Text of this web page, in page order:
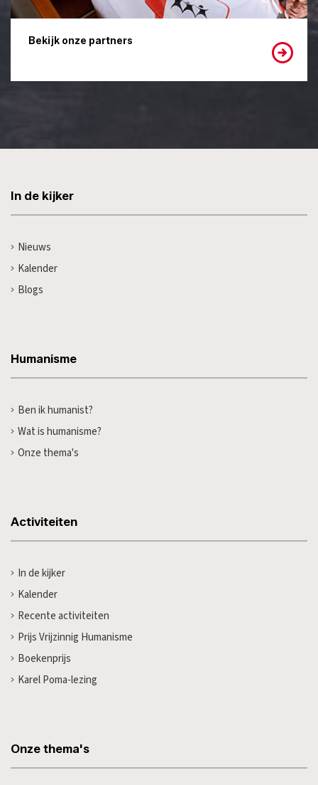
Bekijk onze partners
In de kijker
Nieuws
Kalender
Blogs
Humanisme
Ben ik humanist?
Wat is humanisme?
Onze thema's
Activiteiten
In de kijker
Kalender
Recente activiteiten
Prijs Vrijzinnig Humanisme
Boekenprijs
Karel Poma-lezing
Onze thema's